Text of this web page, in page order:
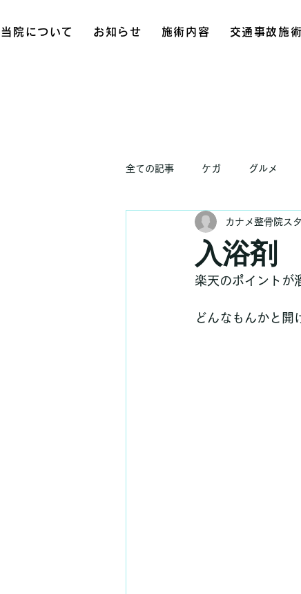
当院について お知らせ 施術内容 交通事故施術
全ての記事 ケガ グルメ
入浴剤
カナメ整骨院ス
楽天のポイントが
どんなもんかと開